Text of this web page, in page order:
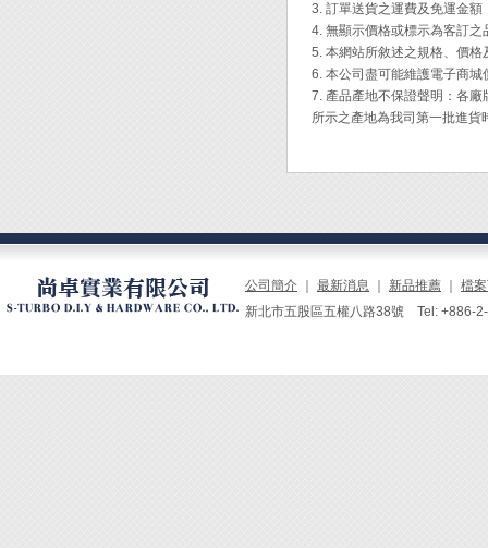
3. 訂單送貨之運費及免運金
4. 無顯示價格或標示為客訂
5. 本網站所敘述之規格、價
6. 本公司盡可能維護電子商
7. 產品產地不保證聲明：各
所示之產地為我司第一批進
公司簡介 最新消息 新品推薦
檔
新北市五股區五權八路38號 Tel: